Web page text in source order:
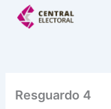
Resguardo 4